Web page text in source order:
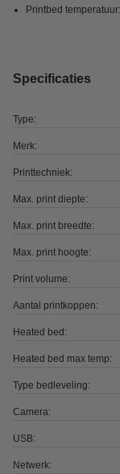
Printbed
Specificaties
Type:
Merk:
Printtechniek:
Max. print diepte:
Max. print breedte:
Max. print hoogte:
Print volume:
Aantal printkoppen:
Heated bed:
Heated bed max temp:
Type bedleveling:
Camera:
USB:
Netwerk: